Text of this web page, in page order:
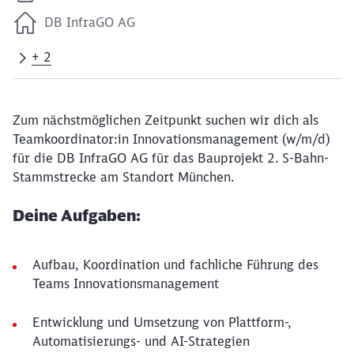
DB InfraGO AG
+ 2
Zum nächstmöglichen Zeitpunkt suchen wir dich als
Teamkoordinator:in Innovationsmanagement (w/m/d)
für die DB InfraGO AG für das Bauprojekt 2. S-Bahn-
Stammstrecke am Standort München.
Deine Aufgaben:
Aufbau, Koordination und fachliche Führung des
Teams Innovationsmanagement
Entwicklung und Umsetzung von Plattform-,
Automatisierungs- und AI-Strategien